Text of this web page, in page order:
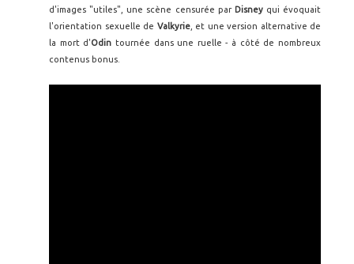
d'images "utiles", une scène censurée par Disneyqui évoquait
l'orientation sexuelle de Valkyrie, et une version alternative de
la mort d'Odin tournée dans une ruelle - à côté de nombreux
contenus bonus.